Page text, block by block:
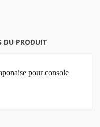
DU PRODUIT
pour console